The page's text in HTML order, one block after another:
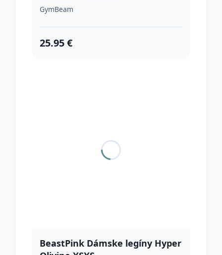
GymBeam
25.95 €
BeastPink Dámske legíny Hyper